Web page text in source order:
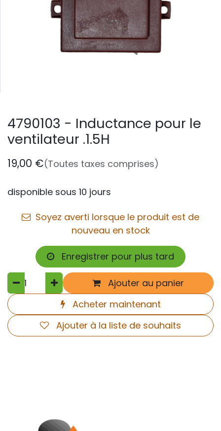
4790103 - Inductance pour le
ventilateur .1.5H
19,00 €(Toutes taxes comprises)
disponible sous 10 jours
Soyez averti lorsque le produit est de
nouveau en stock
Enregistrer pour plus tard
Ajouter au panier
Acheter maintenant
Ajouter à la liste de souhaits